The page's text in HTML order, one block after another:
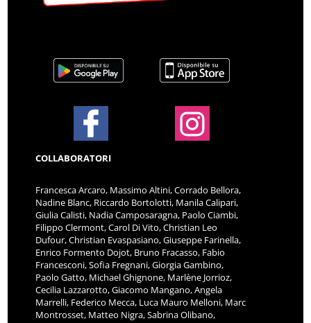
COLLABORATORI
Francesca Arcaro, Massimo Altini, Corrado Bellora,
Nadine Blanc, Riccardo Bortolotti, Manila Calipari,
Giulia Calisti, Nadia Camposaragna, Paolo Ciambi,
Filippo Clermont, Carol Di Vito, Christian Leo
Dufour, Christian Evaspasiano, Giuseppe Farinella,
Enrico Formento Dojot, Bruno Fracasso, Fabio
Francesconi, Sofia Fregnani, Giorgia Gambino,
Paolo Gatto, Michael Ghignone, Marlène Jorrioz,
Cecilia Lazzarotto, Giacomo Mangano, Angela
Marrelli, Federico Mecca, Luca Mauro Melloni, Marc
Montrosset, Matteo Nigra, Sabrina Olibano,